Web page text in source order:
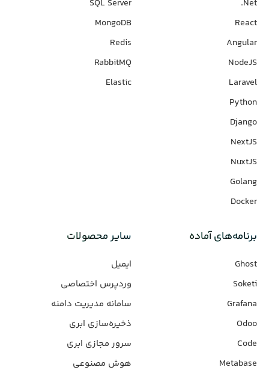
Net.
React
Angular
NodeJS
Laravel
Python
Django
NextJS
NuxtJS
Golang
Docker
SQL Server
MongoDB
Redis
RabbitMQ
Elastic
برنامه‌های‌ آماده
Ghost
Soketi
Grafana
Odoo
Code
Metabase
سایر محصولات
ایمیل
وردپرس‌ اختصاصی
سامانه مدیریت دامنه
ذخیره‌سازی ابری
سرور مجازی ابری
هوش مصنوعی